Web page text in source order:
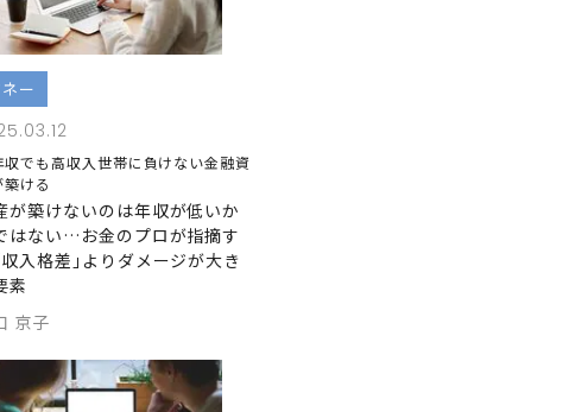
ー
収でも高収入世帯に負けない金融資
築ける
が築けないのは年収が低いか
はない…お金のプロが指摘す
入格差｣よりダメージが大き
素
京子